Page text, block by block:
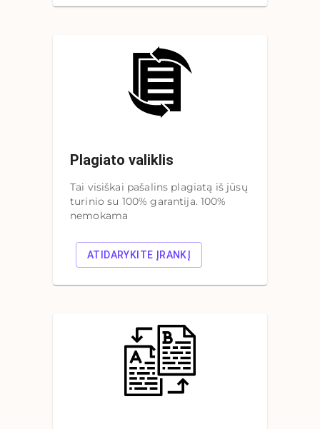
Plagiato valiklis
Tai visiškai pašalins plagiatą iš jūsų
turinio su 100% garantija. 100%
nemokama
ATIDARYKITE ĮRANKĮ